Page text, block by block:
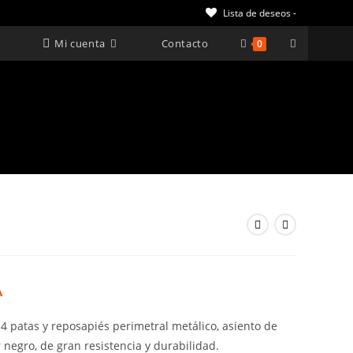
Lista de deseos -
Mi cuenta Contacto 0 Alternar
patas y reposapiés perimetral metálico, asiento de
de gran resistencia y durabilidad.